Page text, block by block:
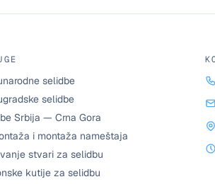
selidbe
selidbe
Srbija — Crna Gora
i montaža nameštaja
stvari za selidbu
kutije za selidbu